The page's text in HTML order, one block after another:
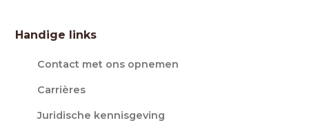
Handige links
Contact met ons opnemen
Carrières
Juridische kennisgeving